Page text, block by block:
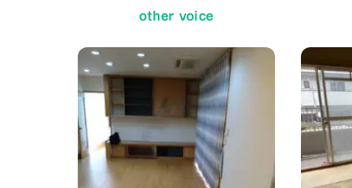
other voice